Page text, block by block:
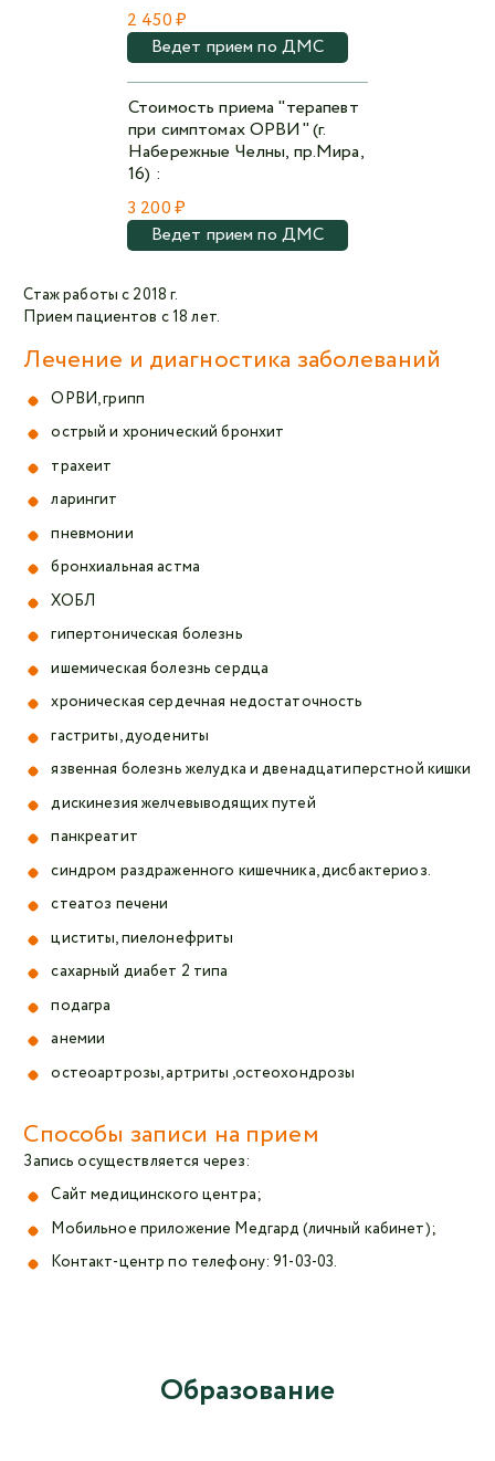
2 450 ₽
Ведет прием по ДМС
Стоимость приема "терапевт
при симптомах ОРВИ" (г.
Набережные Челны, пр.Мира,
16) :
3 200 ₽
Ведет прием по ДМС
Стаж работы с 2018 г.
Прием пациентов с 18 лет.
Лечение и диагностика заболеваний
ОРВИ, грипп
острый и хронический бронхит
трахеит
ларингит
пневмонии
бронхиальная астма
ХОБЛ
гипертоническая болезнь
ишемическая болезнь сердца
хроническая сердечная недостаточность
гастриты, дуодениты
язвенная болезнь желудка и двенадцатиперстной кишки
дискинезия желчевыводящих путей
панкреатит
синдром раздраженного кишечника, дисбактериоз.
стеатоз печени
циститы, пиелонефриты
сахарный диабет 2 типа
подагра
анемии
остеоартрозы, артриты ,остеохондрозы
Способы записи на прием
Запись осуществляется через:
Сайт медицинского центра;
Мобильное приложение Медгард (личный кабинет);
Контакт-центр по телефону: 91-03-03.
или войти через VK ID с использованием данных
из сервиса
Я не
Отправляя данную форму, я даю согласие на
Образование